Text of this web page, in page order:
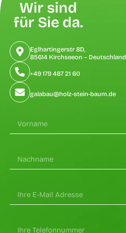
Wir sind
für Sie da.
Eglhartingerstr 8D,
85614 Kirchseeon – Deutschland
+49 179 487 21 60
galabau@holz-stein-baum.de